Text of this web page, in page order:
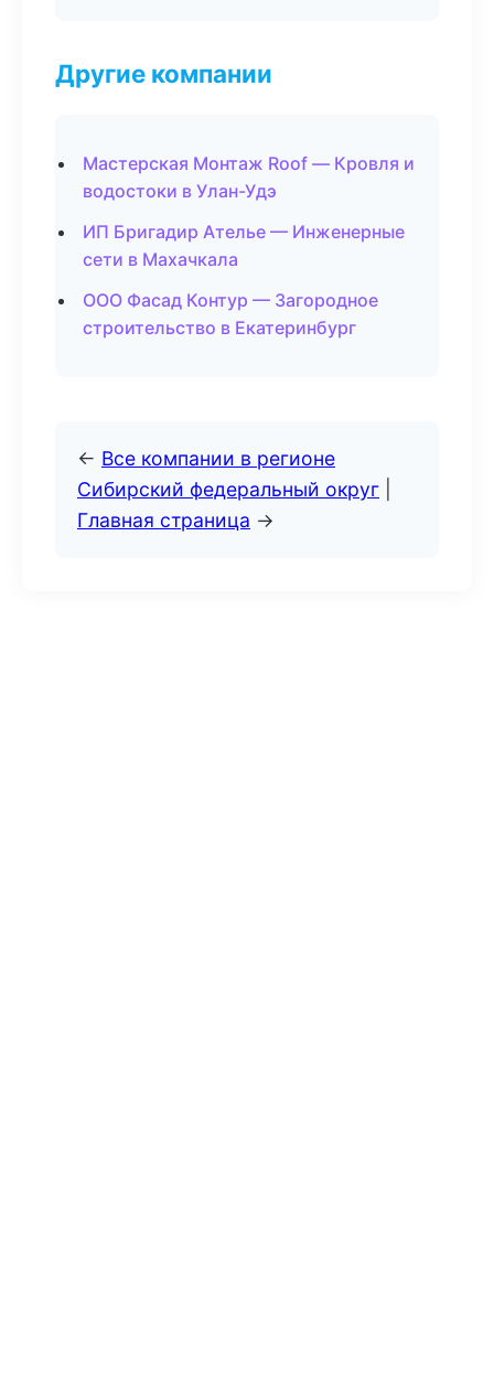
Другие компании
Мастерская Монтаж Roof — Кровля и
водостоки в Улан-Удэ
ИП Бригадир Ателье — Инженерные
сети в Махачкала
ООО Фасад Контур — Загородное
строительство в Екатеринбург
← Все компании в регионе
Сибирский федеральный округ
Главная страница →